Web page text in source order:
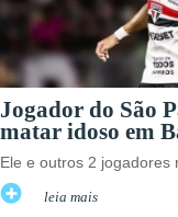
Jogador do São
matar idoso em
Ele e outros 2 jogadores
leia mais